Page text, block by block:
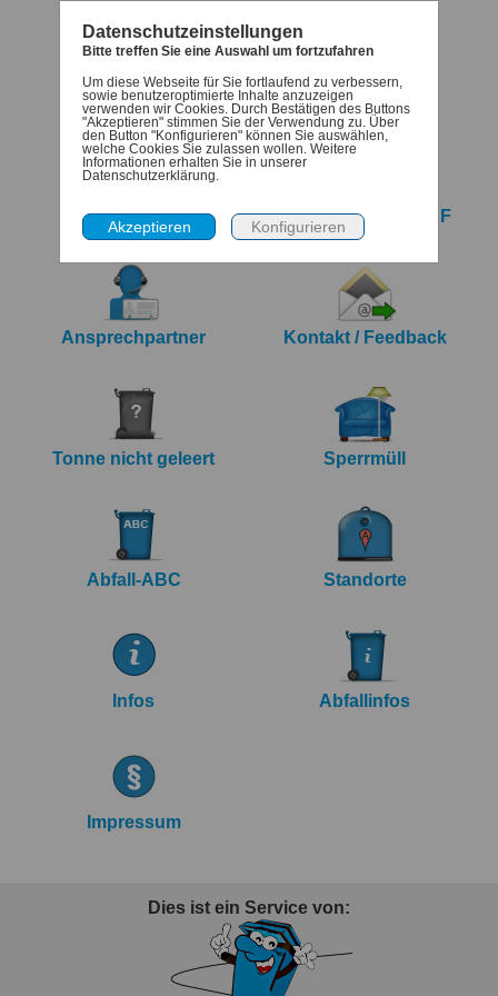
Termine Denk-dran
iCalendar Export Jahreskalender PDF
Ansprechpartner Kontakt / Feedback
Tonne nicht geleert Sperrmüll
Abfall-ABC Standorte
Infos Abfallinfos
Impressum
Dies ist ein Service von:
Datenschutzeinstellungen
Bitte treffen Sie eine Auswahl um fortzufahren
Um diese Webseite für Sie fortlaufend zu verbessern,
sowie benutzeroptimierte Inhalte anzuzeigen
verwenden wir Cookies. Durch Bestätigen des Buttons
"Akzeptieren" stimmen Sie der Verwendung zu. Über
den Button "Konfigurieren" können Sie auswählen,
welche Cookies Sie zulassen wollen. Weitere
Informationen erhalten Sie in unserer
Datenschutzerklärung.